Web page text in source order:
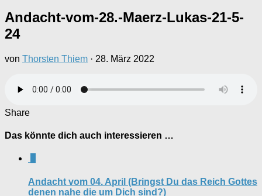
Andacht-vom-28.-Maerz-Lukas-21-5-
24
von Thorsten Thiem · 28. März 2022
Share
Das könnte dich auch interessieren …
Andacht vom 04. April (Bringst Du das Reich Gottes
denen nahe die um Dich sind?)